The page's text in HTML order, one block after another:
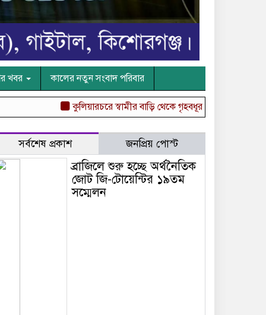
খবর কালের নতুন সংবাদ পরিবার
কুলিয়ারচরে স্বামীর বাড়ি থেকে গৃহবধূর ঝুলন্ত মরদেহ উদ্ধার
সর্বশেষ প্রকাশ জনপ্রিয় পোস্ট
ব্রাজিলে শুরু হচ্ছে অর্থনৈতিক
জোট জি-টোয়েন্টির ১৯তম
সম্মেলন